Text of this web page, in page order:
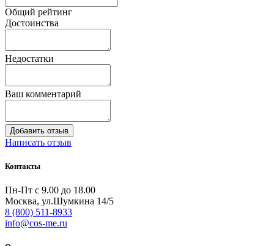
Общий рейтинг
Достоинства
Недостатки
Ваш комментарий
Написать отзыв
Контакты
Пн-Пт с 9.00 до 18.00
Москва, ул.Шумкина 14/5
8 (800) 511-8933
info@cos-me.ru